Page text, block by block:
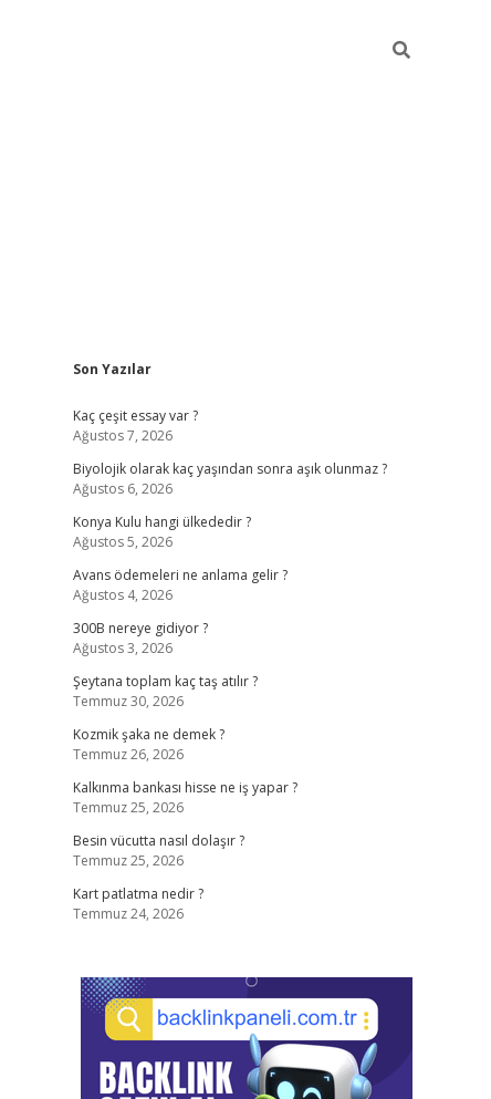
Sidebar
Son Yazılar
Kaç çeşit essay var ?
Ağustos 7, 2026
Biyolojik olarak kaç yaşından sonra aşık olunmaz ?
Ağustos 6, 2026
Konya Kulu hangi ülkededir ?
Ağustos 5, 2026
Avans ödemeleri ne anlama gelir ?
Ağustos 4, 2026
300B nereye gidiyor ?
Ağustos 3, 2026
Şeytana toplam kaç taş atılır ?
Temmuz 30, 2026
Kozmik şaka ne demek ?
Temmuz 26, 2026
Kalkınma bankası hisse ne iş yapar ?
Temmuz 25, 2026
Besin vücutta nasıl dolaşır ?
Temmuz 25, 2026
Kart patlatma nedir ?
Temmuz 24, 2026